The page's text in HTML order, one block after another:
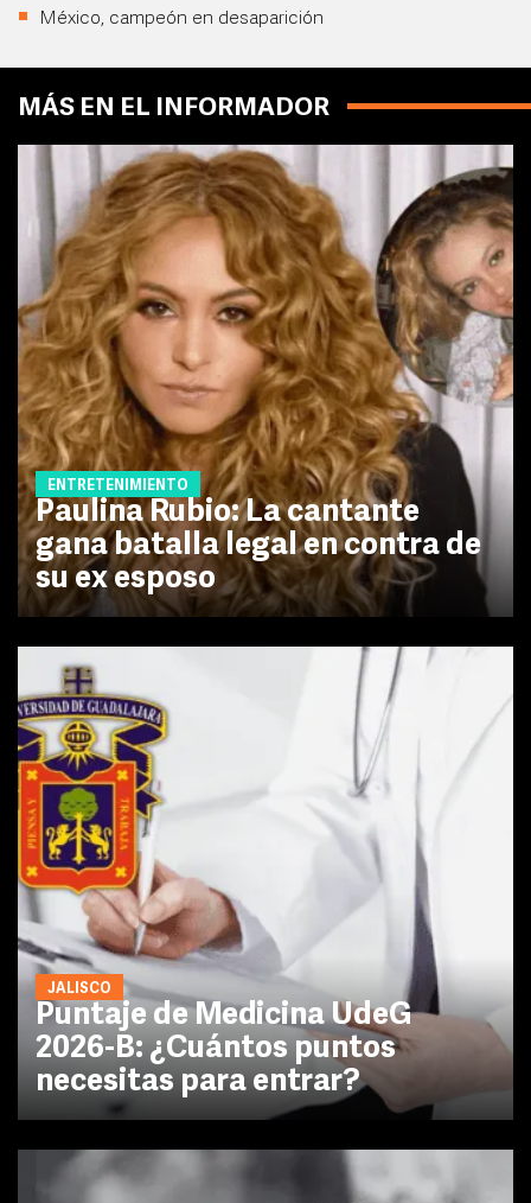
México, campeón en desaparición
MÁS EN EL INFORMADOR
ENTRETENIMIENTO
Paulina Rubio: La cantante
gana batalla legal en contra de
su ex esposo
JALISCO
Puntaje de Medicina UdeG
2026-B: ¿Cuántos puntos
necesitas para entrar?